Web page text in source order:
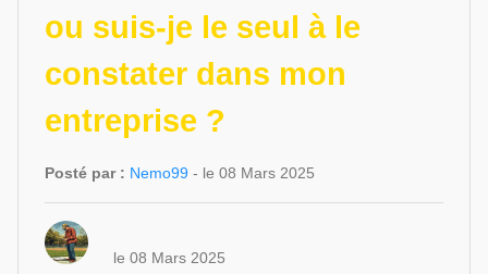
ou suis-je le seul à le
constater dans mon
entreprise ?
Posté par : Nemo99 - le 08 Mars 2025
le 08 Mars 2025